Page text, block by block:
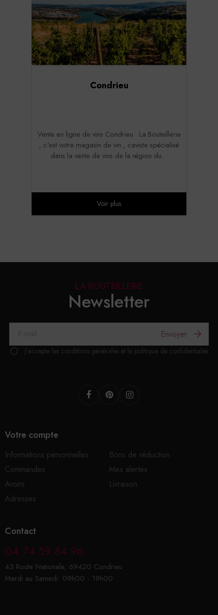
Condrieu
Vente en ligne de vins Condrieu La Bouteillerie
, c'est votre magasin de vin , caviste spécialisé
dans la vente de vins de la région du...
Voir plus
Votre compte
Informations personnelles
Bons de réduction
Commandes
Mes alertes
Avoirs
Livraison
Adresses
LA BOUTEILLERIE
Newsletter
Envoyer
J'accepte les conditions générales et la politique de confidentialité
FacebookPinterest
Contact
04 74 59 84 96
43 Route Nationale, 69420 Condrieu
Mardi au Samedi: 09h00 - 19h00